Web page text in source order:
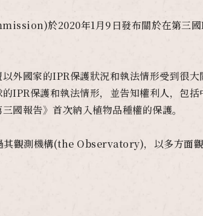
於2020年1月9日發布關於在第三國
以外國家的IPR保護狀況和執法情形受到很
IPR保護和執法情形，並告知權利人，包
國報告》首次納入植物品種權的保護。
觀測機構(the Observatory)，以多方面